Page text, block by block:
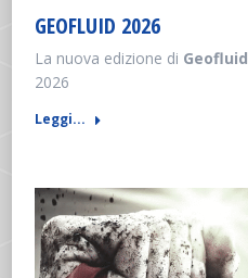
GEOFLUID 2026
La nuova edizione di Geofluid
2026
Leggi...